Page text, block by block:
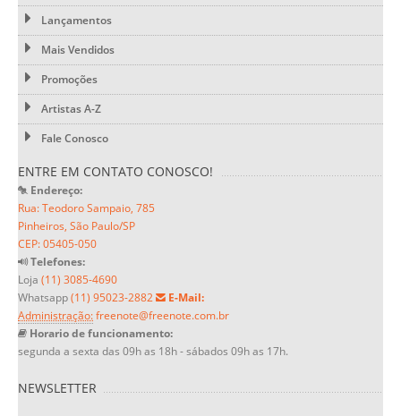
Lançamentos
Mais Vendidos
Promoções
Artistas A-Z
Fale Conosco
ENTRE EM CONTATO CONOSCO!
Endereço:
Rua: Teodoro Sampaio, 785
Pinheiros, São Paulo/SP
CEP: 05405-050
Telefones:
Loja (11) 3085-4690
Whatsapp(11) 95023-2882
E-Mail:
Administração:freenote@freenote.com.br
Horario de funcionamento:
segunda a sexta das 09h as 18h - sábados 09h as 17h.
NEWSLETTER